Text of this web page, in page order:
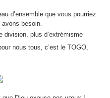
d’ensemble que vous pourriez
besoin.
division, plus d’extrémisme
nous tous, c’est le TOGO,